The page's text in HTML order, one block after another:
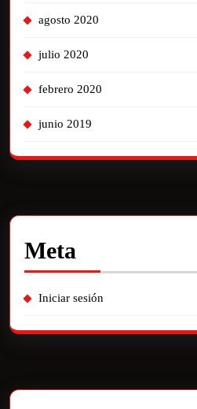
agosto 2020
julio 2020
febrero 2020
junio 2019
Meta
Iniciar sesión